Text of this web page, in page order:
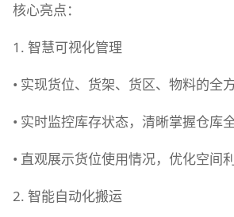
核心亮点：
1. 智慧可视化管理
• 实现货位、货架、货区、物料的全
• 实时监控库存状态，清晰掌握仓库
• 直观展示货位使用情况，优化空间
2. 智能自动化搬运